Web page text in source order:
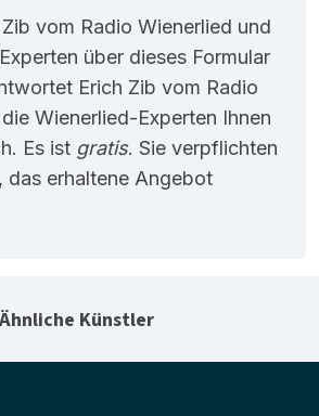
vom Radio Wienerlied und
über dieses Formular
Erich Zib vom Radio
Wienerlied-Experten Ihnen
Es ist gratis. Sie verpflichten
das erhaltene Angebot
Ähnliche Künstler